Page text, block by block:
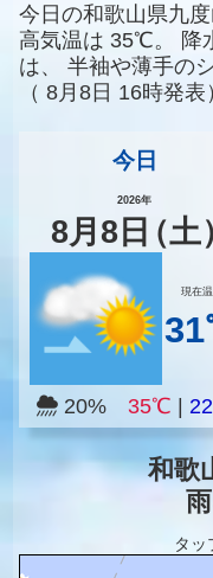
今日の和歌山県九
高気温は 35℃。 降
は、
半袖や薄手の
（ 8月8日 16時発表
今日
2026年
8月8 日（土
現在
20% 35℃
和歌
タッ